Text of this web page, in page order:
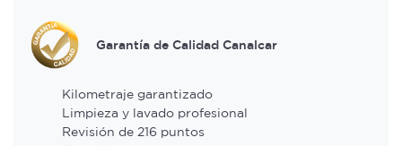
Garantía de Calidad Canalcar
Kilometraje garantizado
Limpieza y lavado profesional
Revisión de 216 puntos